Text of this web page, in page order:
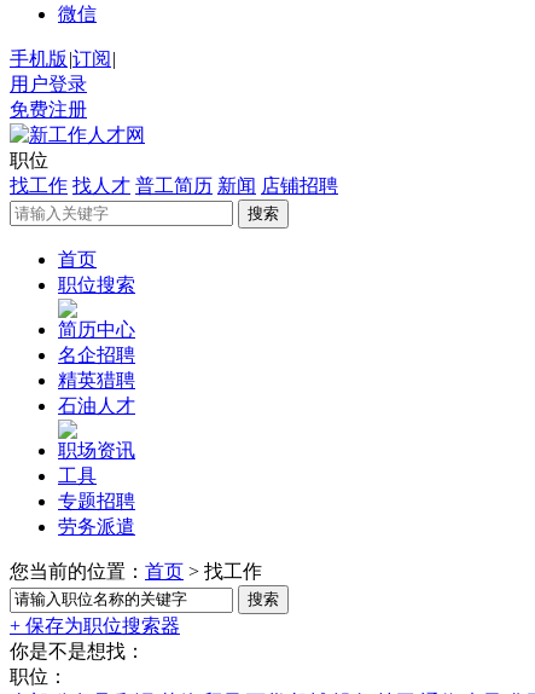
微信
手机版 |订阅 |
用户登录
免费注册
职位
找工作 找人才 普工简历 新闻 店铺招聘
首页
职位搜索
简历中心
名企招聘
精英猎聘
石油人才
职场资讯
工具
专题招聘
劳务派遣
您当前的位置： 首页 > 找工作
+ 保存为职位搜索器
你是不是想找：
职位：